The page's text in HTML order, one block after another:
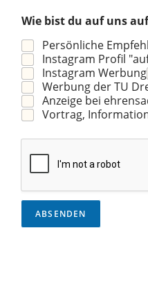
Wie bist du auf uns
Persönliche
Instagram Profil
Instagram Werbung
Werbung der TU
Anzeige bei
Vortrag,
ABSENDEN